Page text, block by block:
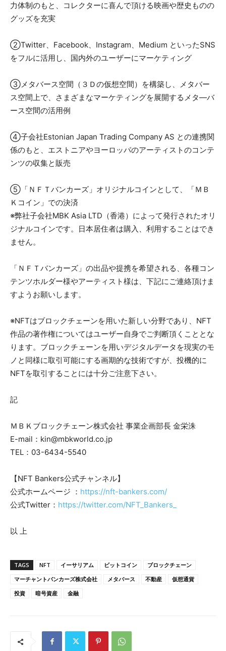
力体制のもと、コレクターに喜んで頂ける映画や歴史ものの
グッズを充実
②Twitter、Facebook、Instagram、Medium といったSNS
をフルに活用し、国内外のユーザーにマーケティング
③メタバース空間（３Ｄの仮想空間）を構築し、メタバー
ス空間上で、さまざまなマーケティングを展開するメタ―バ
ース空間の活用例
④子会社Estonian Japan Trading Company AS との連携関
係のもと、エストニアやヨーロッパのアーティストのコンテ
ンツの収集と販売
⑤「ＮＦＴバンカーズ」オリジナルコインとして、「ＭＢ
Ｋコイン」での決済
※弊社子会社MBK Asia LTD（香港）によって発行されたオリ
ジナルコインです。日本居住者は購入、利用することはでき
ません。
「ＮＦＴバンカーズ」の出品や提携を希望される、各種コン
テンツホルダー様やアーティスト様は、下記にご連絡頂けま
すようお願いします。
※NFTはブロックチェーンを用いた新しい分野であり、NFT
作品の著作権についてはユーザー自身でご判断頂くこととな
ります。ブロックチェーンを用いデジタルデータを現実のモ
ノと同様に取引可能にする画期的な技術ですが、投機的に
NFTを取引することには十分ご注意下さい。
記
ＭＢＫブロックチェーン株式会社 事業企画部長 金栄洙
E-mail：kin@mbkworld.co.jp
TEL：03-6434-5540
【NFT Bankers公式チャンネル】
公式ホームページ ： https://nft-bankers.com/
​公式Twitter： https://twitter.com/NFT_Bankers_
以 上
TAGS NFT イーサリアム ビットコイン
ブロックチェーン
マーチャントバンカーズ株式会社
メタバース 不動産
仮想通貨
投資
暗号資産 金融